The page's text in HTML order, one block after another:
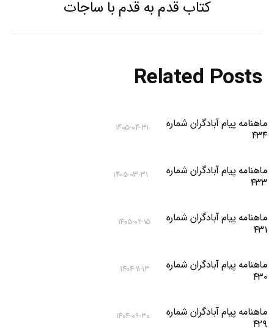
Previous
کتاب قدم به قدم با ساجات
Related Posts
ماهنامه پیام آبادگران شماره
۴۳۴
۱۴۰۵-۰۴-۳۱
ماهنامه پیام آبادگران شماره
۴۳۳
۱۴۰۵-۰۳-۳۱
ماهنامه پیام آبادگران شماره
۴۳۱
۱۴۰۵-۰۲-۱۵
ماهنامه پیام آبادگران شماره
۴۳۰
۱۴۰۴-۱۱-۱۳
ماهنامه پیام آبادگران شماره
۴۲۹
۱۴۰۴-۰۹-۳۰